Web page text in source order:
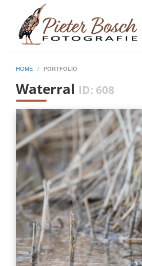
HOME / PORTFOLIO
Waterral ID: 608